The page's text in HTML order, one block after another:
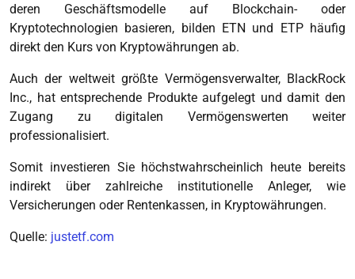
deren Geschäftsmodelle auf Blockchain‑ oder
Kryptotechnologien basieren, bilden ETN und ETP häufig
direkt den Kurs von Kryptowährungen ab.
Auch der weltweit größte Vermögensverwalter, BlackRock
Inc., hat entsprechende Produkte aufgelegt und damit den
Zugang zu digitalen Vermögenswerten weiter
professionalisiert.
Somit investieren Sie höchstwahrscheinlich heute bereits
indirekt über zahlreiche institutionelle Anleger, wie
Versicherungen oder Rentenkassen, in Kryptowährungen.
Quelle: justetf.com